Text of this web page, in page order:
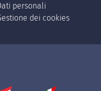
personali
dei cookies